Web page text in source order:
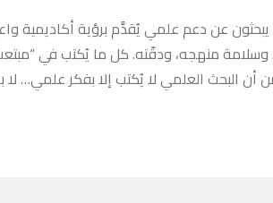
عن دعم علمي يُقدَّم برؤية أكاديمية
وسلامة منهجه، ودقّته. كل ما يُكتب في
البحث العلمي لا يُكتب إلا بفكر علمي… لا